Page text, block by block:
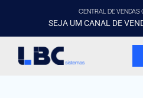
CENTRAL DE
SEJA UM CANAL DE